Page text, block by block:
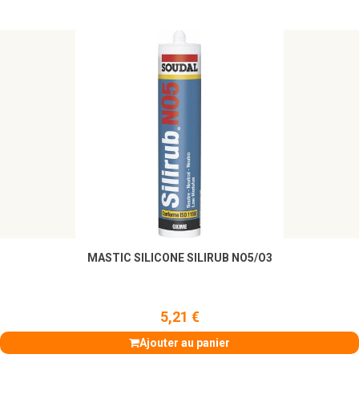
MASTIC SILICONE SILIRUB NO5/O3
5,21 €
Ajouter au panier